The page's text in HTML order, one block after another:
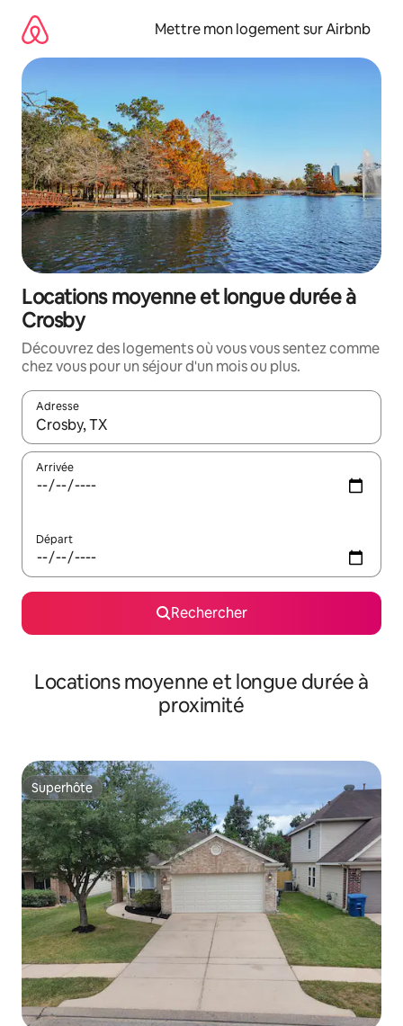
directement
contenu
Mettre mon logement sur Airbnb
Locations moyenne et longue durée à
Crosby
Découvrez des logements où vous vous sentez comme
chez vous pour un séjour d'un mois ou plus.
Adresse
Lorsque les résultats s'affichent, utilisez les flèches vers le
Arrivée
Départ
Rechercher
Locations moyenne et longue durée à
proximité
Superhôte
Superhôte